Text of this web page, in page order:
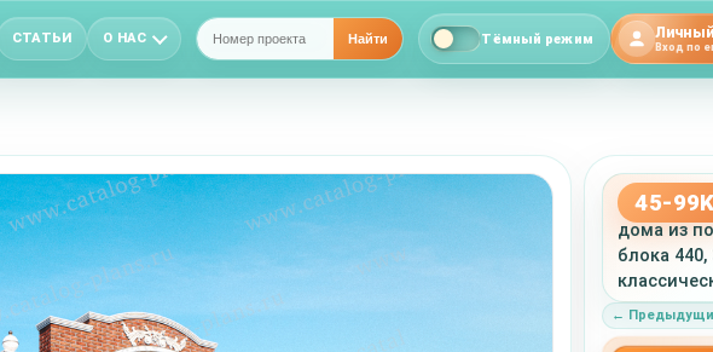
СТАТЬИ О НАС Найти Тёмный режим Вход по
45-
дома из
блока 440,
←